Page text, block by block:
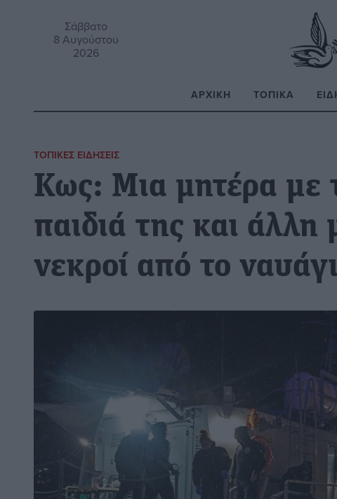
Σάββατο
8 Αυγούστου
2026
ΑΡΧΙΚΉ ΤΟΠΙΚΆ
ΤΟΠΙΚΈΣ ΕΙΔΉΣΕΙΣ
Κως: Μια μητέρα με
παιδιά της και άλλη
νεκροί από το